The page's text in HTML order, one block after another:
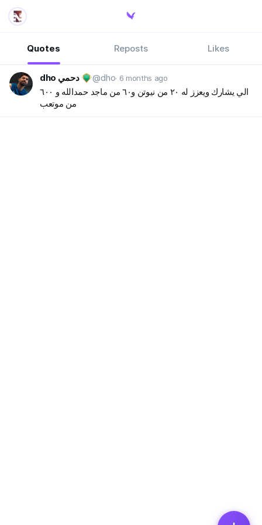
Quotes Reposts Likes
dho دحمي @dho· 6 months ago
الي يشارك ويعزز له ٢٠ من نيوتن و٦٠ من ماجد حمدالله و ٦٠٠
من موتعب